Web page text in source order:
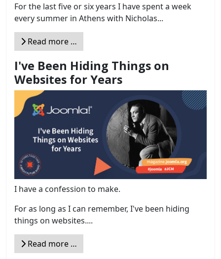
For the last five or six years I have spent a week
every summer in Athens with Nicholas...
Read more …
I've Been Hiding Things on
Websites for Years
I have a confession to make.
For as long as I can remember, I've been hiding
things on websites....
Read more …